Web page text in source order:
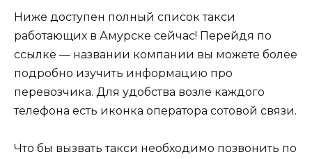
Ниже доступен полный список такси
работающих в Амурске сейчас! Перейдя по
ссылке — названии компании вы можете более
подробно изучить информацию про
перевозчика. Для удобства возле каждого
телефона есть иконка оператора сотовой связи.
Что бы вызвать такси необходимо позвонить по